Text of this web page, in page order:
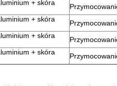
+ skóra
+ skóra
+ skóra
+ skóra